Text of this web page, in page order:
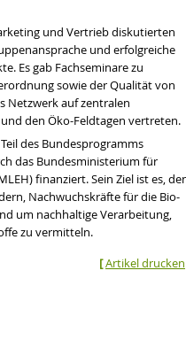
und Vertrieb diskutierten
und erfolgreiche
Es gab Fachseminare zu
sowie der Qualität von
Netzwerk auf zentralen
den Öko-Feldtagen vertreten.
des Bundesprogramms
das Bundesministerium für
finanziert. Sein Ziel ist es,
Nachwuchskräfte für die Bio-
um nachhaltige Verarbeitung,
zu vermitteln.
[Artikel drucken